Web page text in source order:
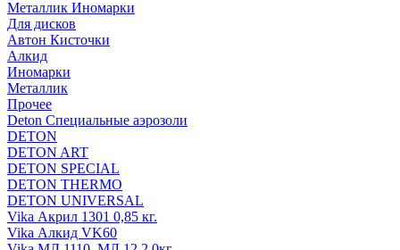
Металлик Иномарки
Для дисков
Автон Кисточки
Алкид
Иномарки
Металлик
Прочее
Deton Специальные аэрозоли
DETON
DETON ART
DETON SPECIAL
DETON THERMO
DETON UNIVERSAL
Vika Акрил 1301 0,85 кг.
Vika Алкид VK60